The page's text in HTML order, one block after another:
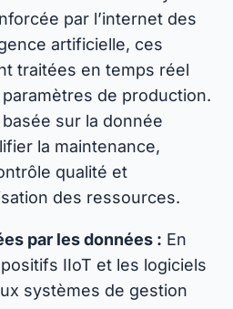
par l’internet des
artificielle, ces
traitées en temps réel
de production.
sur la donnée
la maintenance,
qualité et
des ressources.
par les données : En
IIoT et les logiciels
systèmes de gestion